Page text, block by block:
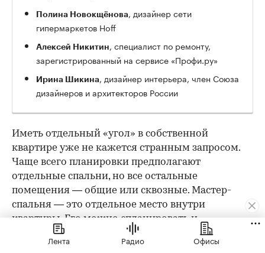
Полина Новокщёнова, дизайнер сети
гипермаркетов Hoff
Алексей Никитин, специалист по ремонту,
зарегистрированный на сервисе «Профи.ру»
Ирина Шикина, дизайнер интерьера, член Союза
дизайнеров и архитекторов России
Иметь отдельный «угол» в собственной
квартире уже не кажется странным запросом.
Чаще всего планировки предполагают
отдельные спальни, но все остальные
помещения — общие или сквозные. Мастер-
спальня — это отдельное место внутри
квартиры. Его можно спланировать и
обустроить так, чтобы было комфортно
работать и отдыхать. Разобрались с экспертами,
Лента Радио Офисы